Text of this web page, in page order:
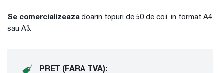
Se comercializeaza doarin topuri de 50 de coli, in format A4
sau A3.
PRET (FARA TVA):